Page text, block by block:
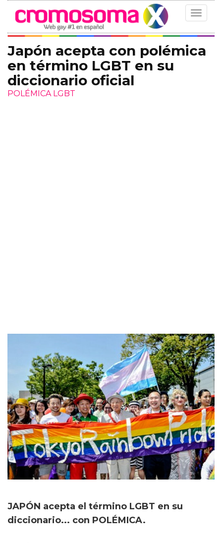
Toggle
Japón acepta con polémica
en término LGBT en su
diccionario oficial
POLÉMICA LGBT
JAPÓN acepta el término LGBT en su
diccionario... con POLÉMICA.